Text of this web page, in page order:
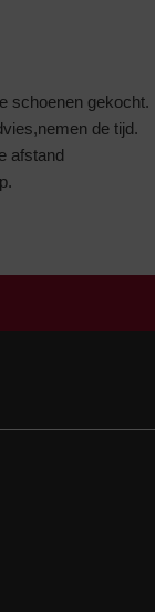
schoenen gekocht.
de tijd.
afstand